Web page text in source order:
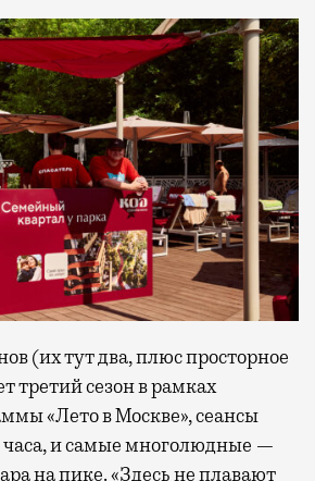
(их тут два, плюс просторное
третий сезон в рамках
«Лето в Москве», сеансы
часа, и самые многолюдные —
на пике. «Здесь не плавают